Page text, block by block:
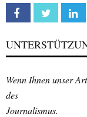
Facebook Twitter
Wenn Ihnen unser
des
Journalismus.